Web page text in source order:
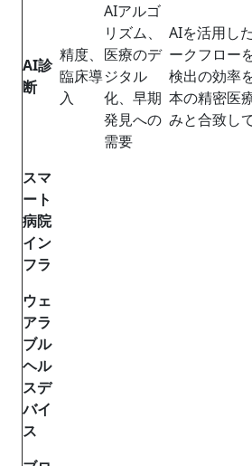
AI診
断
精度、
臨床導
入
AIアルゴ
リズム、
医療のデ
ジタル
化、早期
発見への
需要
AIを活用し
ークフロー
検出の効率
本の精密医
みと合致し
スマ
ート
病院
イン
フラ
ウェ
アラ
ブル
ヘル
スデ
バイ
ス